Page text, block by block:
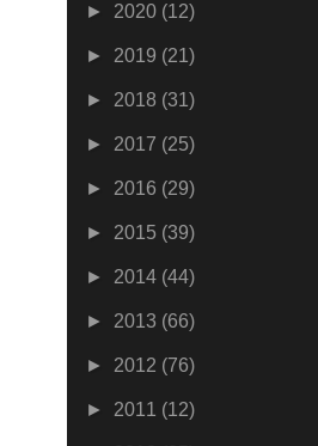
► 2020 (12)
► 2019 (21)
► 2018 (31)
► 2017 (25)
► 2016 (29)
► 2015 (39)
► 2014 (44)
► 2013 (66)
► 2012 (76)
► 2011 (12)